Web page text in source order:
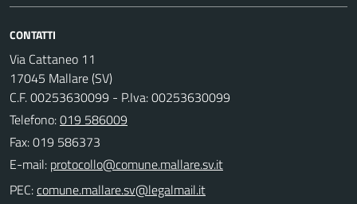
CONTATTI
Via Cattaneo 11
17045 Mallare (SV)
C.F. 00253630099 - P.Iva: 00253630099
Telefono:019 586009
Fax: 019 586373
E-mail:
PEC: